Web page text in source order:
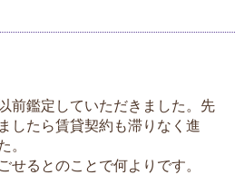
前鑑定していただきました。先
したら賃貸契約も滞りなく進
。
せるとのことで何よりです。